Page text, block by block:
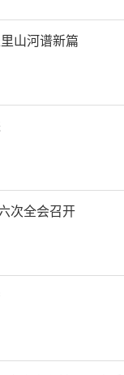
山河谱新篇
次全会召开